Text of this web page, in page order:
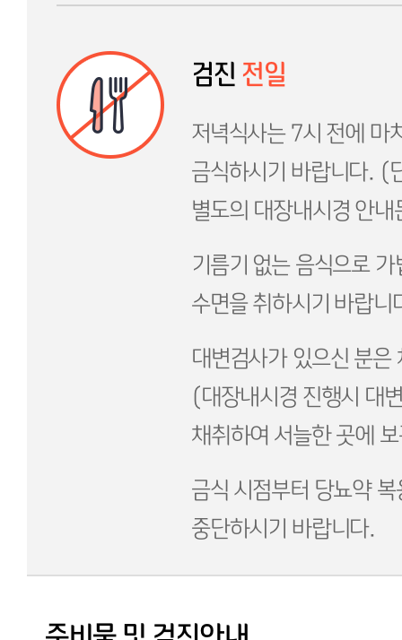
검진 전일
저녁식사는 7시 전에 마
금식하시기 바랍니다. (
별도의 대장내시경 안
기름기 없는 음식으로
수면을 취하시기 바랍니
대변검사가 있으신 분은
(대장내시경 진행시 대
채취하여 서늘한 곳에
금식 시점부터 당뇨약
중단하시기 바랍니다.